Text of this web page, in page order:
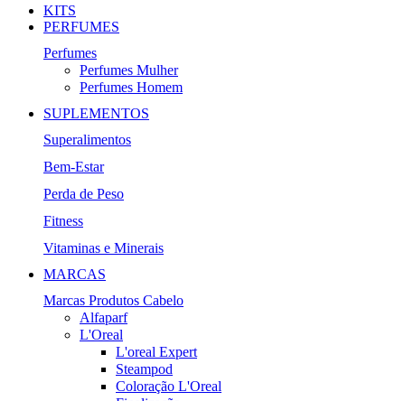
KITS
PERFUMES
Perfumes
Perfumes Mulher
Perfumes Homem
SUPLEMENTOS
Superalimentos
Bem-Estar
Perda de Peso
Fitness
Vitaminas e Minerais
MARCAS
Marcas Produtos Cabelo
Alfaparf
L'Oreal
L'oreal Expert
Steampod
Coloração L'Oreal